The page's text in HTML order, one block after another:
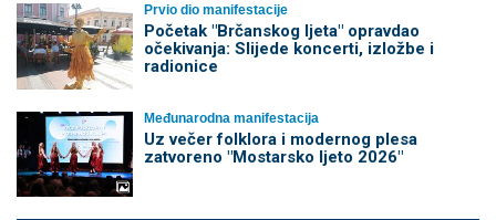
Prvio dio manifestacije
Početak "Brčanskog ljeta" opravdao
očekivanja: Slijede koncerti, izložbe i
radionice
Međunarodna manifestacija
Uz večer folklora i modernog plesa
zatvoreno "Mostarsko ljeto 2026"